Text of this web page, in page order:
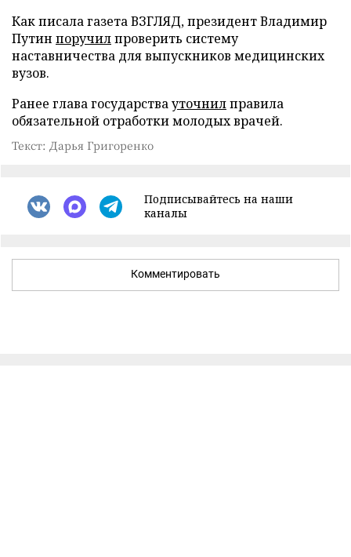
Как писала газета ВЗГЛЯД, президент Владимир
Путин поручилпроверить систему
наставничества для выпускников медицинских
вузов.
Ранее глава государствауточнилправила
обязательной отработки молодых врачей.
Текст: Дарья Григоренко
Подписывайтесь на наши
каналы
Комментировать